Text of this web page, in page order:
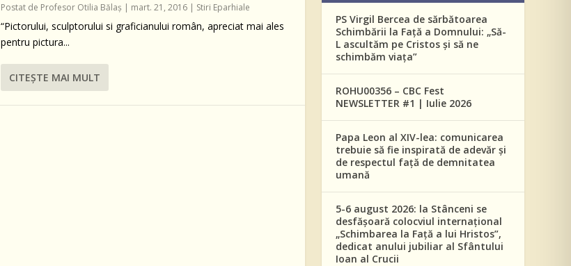
Postat de Profesor Otilia Bălaş | mart. 21, 2016| Stiri Eparhiale
“Pictorului, sculptorului si graficianului român, apreciat mai ales
pentru pictura...
CITEŞTE MAI MULT
PS Virgil Bercea de sărbătoarea
Schimbării la Față a Domnului: „Să-
L ascultăm pe Cristos și să ne
schimbăm viața”
ROHU00356 – CBC Fest
NEWSLETTER #1 | Iulie 2026
Papa Leon al XIV-lea: comunicarea
trebuie să fie inspirată de adevăr și
de respectul față de demnitatea
umană
5-6 august 2026: la Stânceni se
desfășoară colocviul internațional
„Schimbarea la Față a lui Hristos”,
dedicat anului jubiliar al Sfântului
Ioan al Crucii